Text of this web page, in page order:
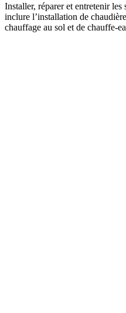
Installer, réparer et entretenir
inclure l’installation de
chauffage au sol et de chauffe-